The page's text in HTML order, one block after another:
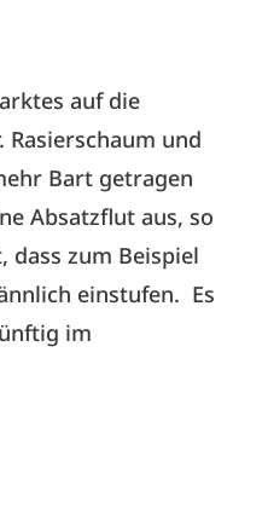
auf die
und
Bart getragen
Absatzflut aus, so
dass zum Beispiel
einstufen. Es
im